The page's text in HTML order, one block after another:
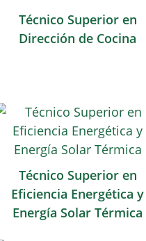
Técnico Superior en
Dirección de Cocina
Técnico Superior en
Eficiencia Energética y
Energía Solar Térmica